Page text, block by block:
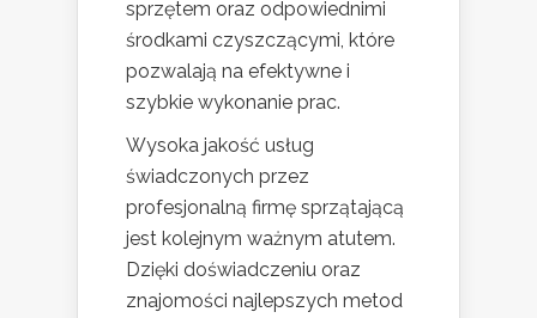
sprzętem oraz odpowiednimi
środkami czyszczącymi, które
pozwalają na efektywne i
szybkie wykonanie prac.
Wysoka jakość usług
świadczonych przez
profesjonalną firmę sprzątającą
jest kolejnym ważnym atutem.
Dzięki doświadczeniu oraz
znajomości najlepszych metod